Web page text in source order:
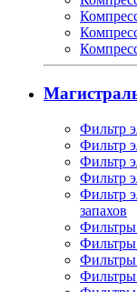
Фильтр
Фильтр
Фильтр
Фильтр
Фильтр
запахов
Фильтры
Фильтры
Фильтры
Фильтры